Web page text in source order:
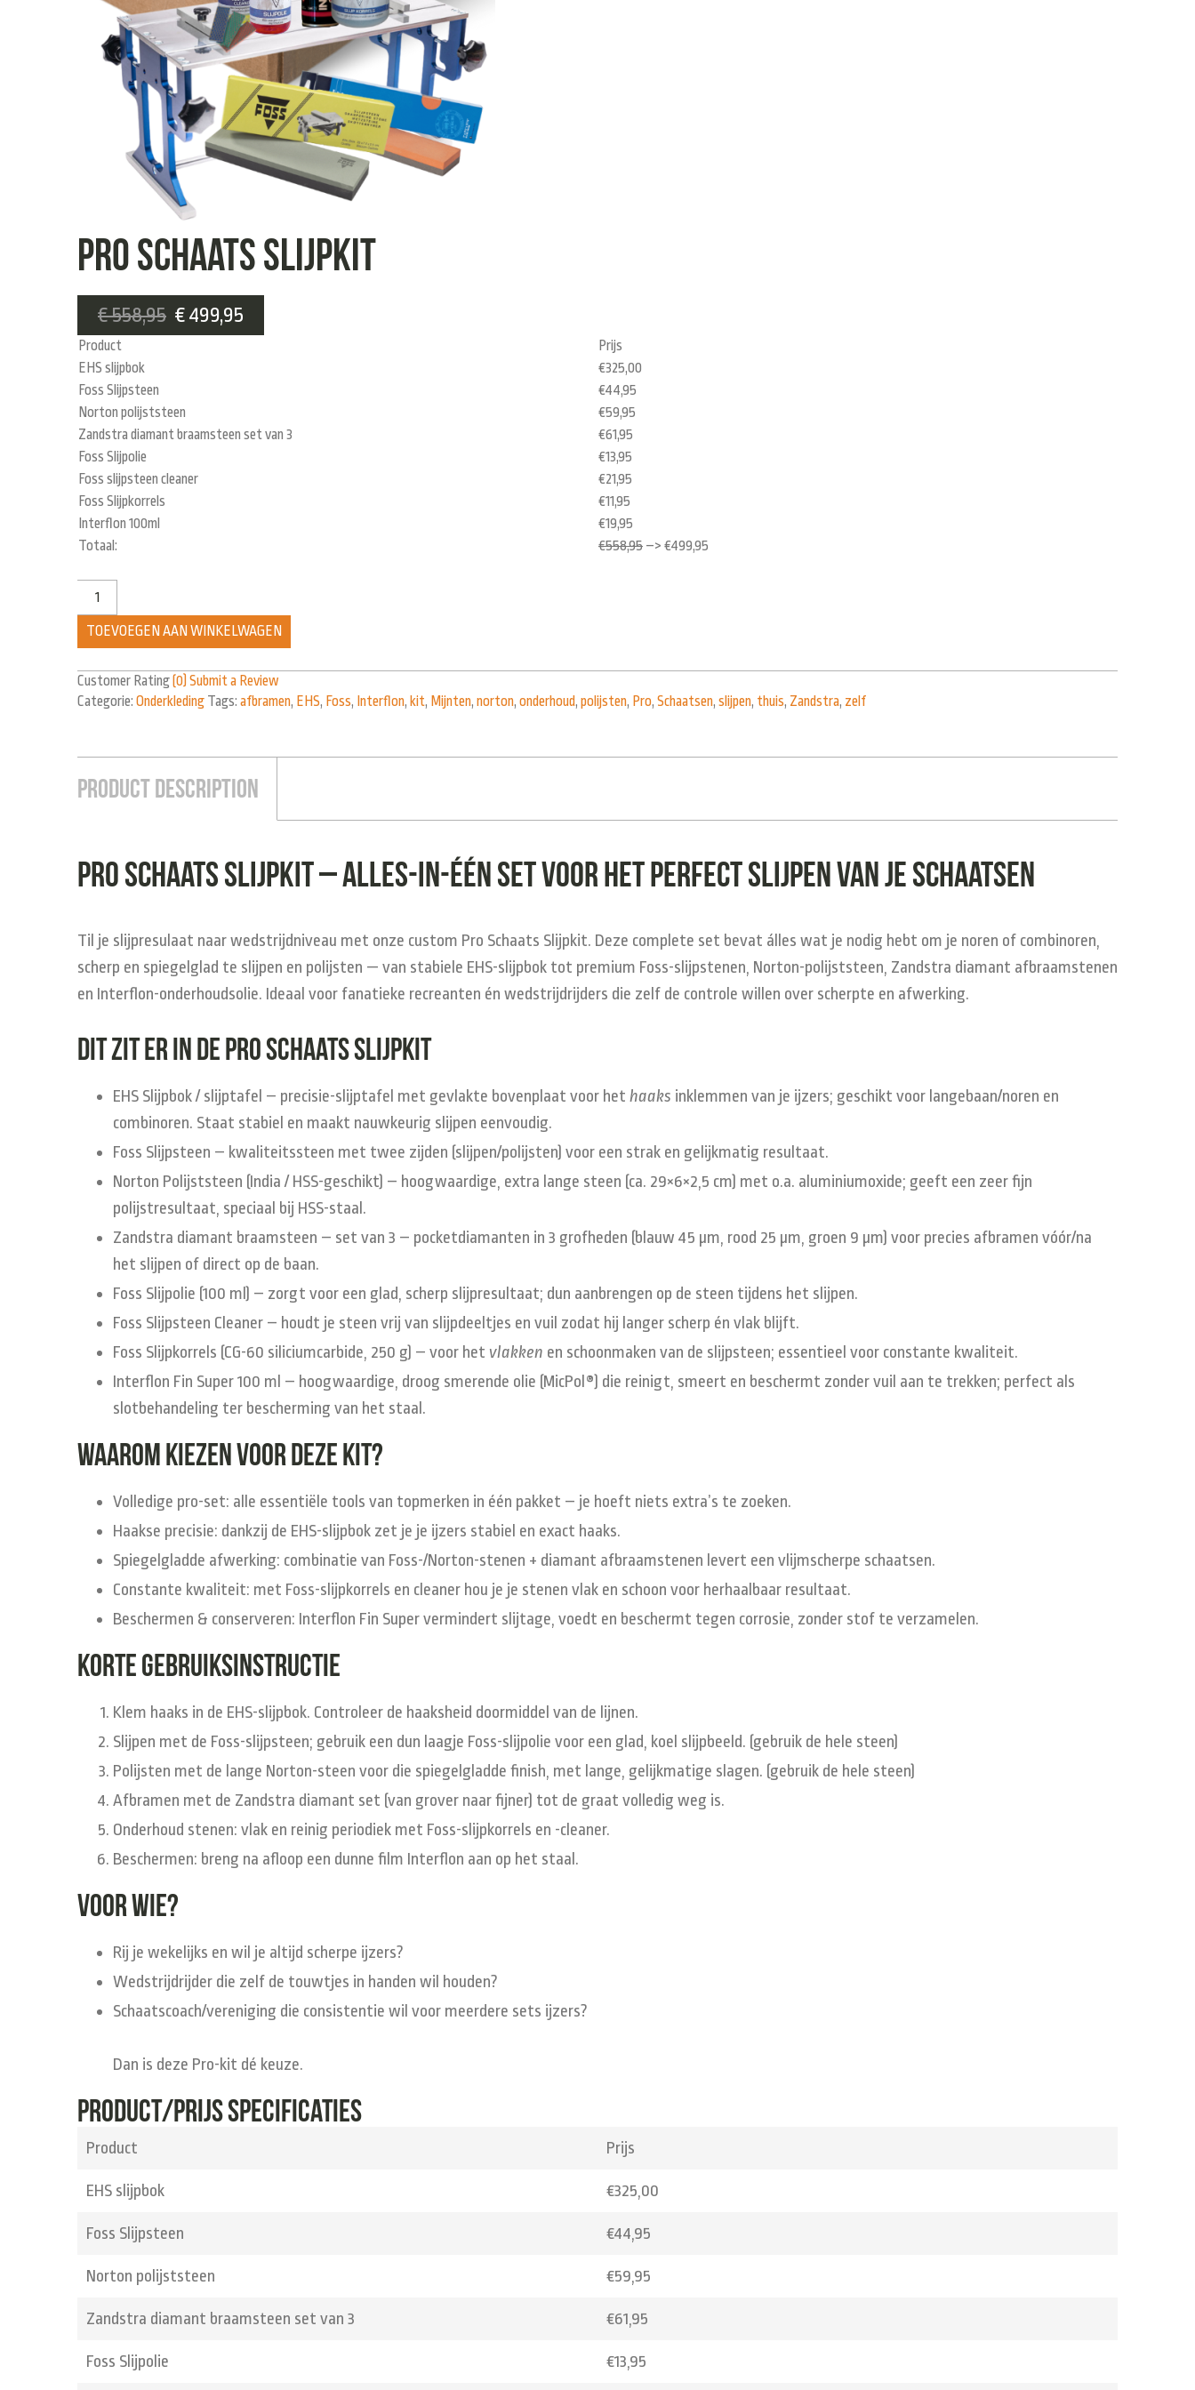
Pro Schaats Slijpkit
€558,95 €499,95
Product
Prijs
EHS slijpbok
€325,00
Foss Slijpsteen
€44,95
Norton polijststeen
€59,95
Zandstra diamant braamsteen set van 3
€61,95
Foss Slijpolie
€13,95
Foss slijpsteen cleaner
€21,95
Foss Slijpkorrels
€11,95
Interflon 100ml
€19,95
Totaal:
€558,95 –> €499,95
TOEVOEGEN AAN WINKELWAGEN
Customer Rating (0) Submit a Review
Categorie: Onderkleding Tags: afbramen, EHS, Foss, Interflon, kit, Mijnten, norton, onderhoud, polijsten, Pro, Schaatsen, slijpen, thuis, Zandstra, zelf
Product Description
Pro Schaats Slijpkit – alles-in-één set voor het perfect slijpen van je schaatsen
Til je slijpresulaat naar wedstrijdniveau met onze custom Pro Schaats Slijpkit. Deze complete set bevat álles wat je nodig hebt om je noren of combinoren,
scherp en spiegelglad te slijpen en polijsten — van stabiele EHS-slijpbok tot premium Foss-slijpstenen, Norton-polijststeen, Zandstra diamant afbraamstenen
en Interflon-onderhoudsolie. Ideaal voor fanatieke recreanten én wedstrijdrijders die zelf de controle willen over scherpte en afwerking.
Dit zit er in de Pro Schaats Slijpkit
EHS Slijpbok / slijptafel – precisie-slijptafel met gevlakte bovenplaat voor het haaks inklemmen van je ijzers; geschikt voor langebaan/noren en
combinoren. Staat stabiel en maakt nauwkeurig slijpen eenvoudig.
Foss Slijpsteen – kwaliteitssteen met twee zijden (slijpen/polijsten) voor een strak en gelijkmatig resultaat.
Norton Polijststeen (India / HSS-geschikt) – hoogwaardige, extra lange steen (ca. 29×6×2,5 cm) met o.a. aluminiumoxide; geeft een zeer fijn
polijstresultaat, speciaal bij HSS-staal.
Zandstra diamant braamsteen – set van 3 – pocketdiamanten in 3 grofheden (blauw 45 µm, rood 25 µm, groen 9 µm) voor precies afbramen vóór/na
het slijpen of direct op de baan.
Foss Slijpolie (100 ml) – zorgt voor een glad, scherp slijpresultaat; dun aanbrengen op de steen tijdens het slijpen.
Foss Slijpsteen Cleaner – houdt je steen vrij van slijpdeeltjes en vuil zodat hij langer scherp én vlak blijft.
Foss Slijpkorrels (CG-60 siliciumcarbide, 250 g) – voor het vlakken en schoonmaken van de slijpsteen; essentieel voor constante kwaliteit.
Interflon Fin Super 100 ml – hoogwaardige, droog smerende olie (MicPol®) die reinigt, smeert en beschermt zonder vuil aan te trekken; perfect als
slotbehandeling ter bescherming van het staal.
Waarom kiezen voor deze kit?
Volledige pro-set: alle essentiële tools van topmerken in één pakket – je hoeft niets extra’s te zoeken.
Haakse precisie: dankzij de EHS-slijpbok zet je je ijzers stabiel en exact haaks.
Spiegelgladde afwerking: combinatie van Foss-/Norton-stenen + diamant afbraamstenen levert een vlijmscherpe schaatsen.
Constante kwaliteit: met Foss-slijpkorrels en cleaner hou je je stenen vlak en schoon voor herhaalbaar resultaat.
Beschermen & conserveren: Interflon Fin Super vermindert slijtage, voedt en beschermt tegen corrosie, zonder stof te verzamelen.
Korte gebruiksinstructie
Klem haaks in de EHS-slijpbok. Controleer de haaksheid doormiddel van de lijnen.
Slijpen met de Foss-slijpsteen; gebruik een dun laagje Foss-slijpolie voor een glad, koel slijpbeeld. (gebruik de hele steen)
Polijsten met de lange Norton-steen voor die spiegelgladde finish, met lange, gelijkmatige slagen. (gebruik de hele steen)
Afbramen met de Zandstra diamant set (van grover naar fijner) tot de graat volledig weg is.
Onderhoud stenen: vlak en reinig periodiek met Foss-slijpkorrels en -cleaner.
Beschermen: breng na afloop een dunne film Interflon aan op het staal.
Voor wie?
Rij je wekelijks en wil je altijd scherpe ijzers?
Wedstrijdrijder die zelf de touwtjes in handen wil houden?
Schaatscoach/vereniging die consistentie wil voor meerdere sets ijzers?
Dan is deze Pro-kit dé keuze.
Product/prijs specificaties
Product Prijs
EHS slijpbok €325,00
Foss Slijpsteen €44,95
Norton polijststeen €59,95
Zandstra diamant braamsteen set van 3 €61,95
Foss Slijpolie €13,95